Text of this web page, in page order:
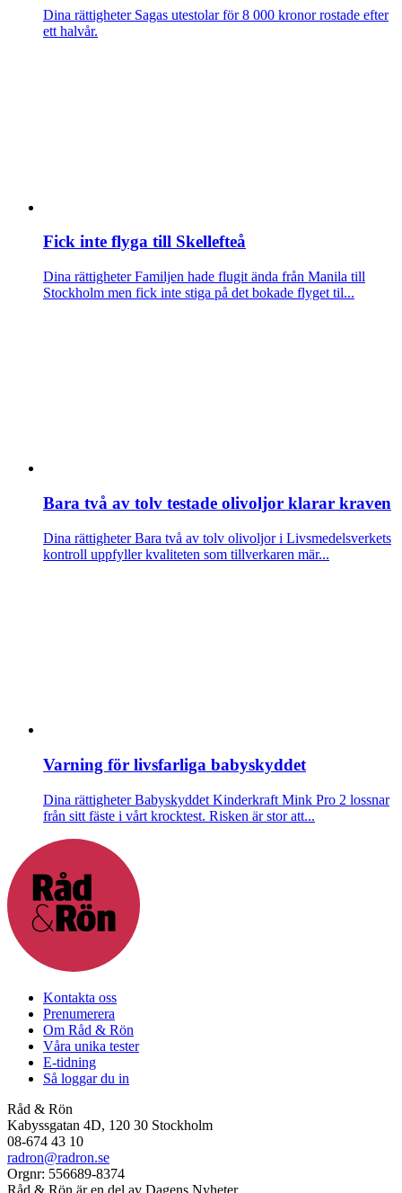
Dina rättigheterSagas utestolar för 8 000 kronor rostade efter
ett halvår.
Fick inte flyga till Skellefteå
Dina rättigheterFamiljen hade flugit ända från Manila till
Stockholm men fick inte stiga på det bokade flyget til...
Bara två av tolv testade olivoljor klarar kraven
Dina rättigheterBara två av tolv olivoljor i Livsmedelsverkets
kontroll uppfyller kvaliteten som tillverkaren mär...
Varning för livsfarliga babyskyddet
Dina rättigheterBabyskyddet Kinderkraft Mink Pro 2 lossnar
från sitt fäste i vårt krocktest. Risken är stor att...
Kontakta oss
Prenumerera
Om Råd & Rön
Våra unika tester
E-tidning
Så loggar du in
Råd & Rön
Kabyssgatan 4D, 120 30 Stockholm
08-674 43 10
radron@radron.se
Orgnr: 556689-8374
Råd & Rön är en del av Dagens Nyheter.